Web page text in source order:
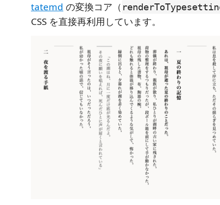
tatemd の変換コア（
CSS を直接再利用しています。